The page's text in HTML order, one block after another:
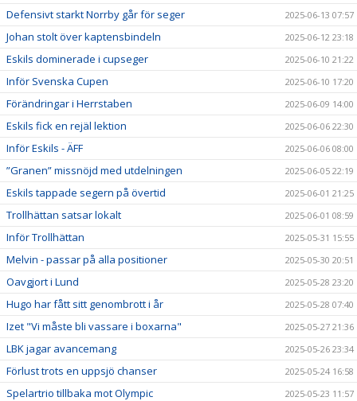
Defensivt starkt Norrby går för seger 2025-06-13 07:57
Johan stolt över kaptensbindeln 2025-06-12 23:18
Eskils dominerade i cupseger 2025-06-10 21:22
Inför Svenska Cupen 2025-06-10 17:20
Förändringar i Herrstaben 2025-06-09 14:00
Eskils fick en rejäl lektion 2025-06-06 22:30
Inför Eskils - ÄFF 2025-06-06 08:00
”Granen” missnöjd med utdelningen 2025-06-05 22:19
Eskils tappade segern på övertid 2025-06-01 21:25
Trollhättan satsar lokalt 2025-06-01 08:59
Inför Trollhättan 2025-05-31 15:55
Melvin - passar på alla positioner 2025-05-30 20:51
Oavgjort i Lund 2025-05-28 23:20
Hugo har fått sitt genombrott i år 2025-05-28 07:40
Izet "Vi måste bli vassare i boxarna" 2025-05-27 21:36
LBK jagar avancemang 2025-05-26 23:34
Förlust trots en uppsjö chanser 2025-05-24 16:58
Spelartrio tillbaka mot Olympic 2025-05-23 11:57